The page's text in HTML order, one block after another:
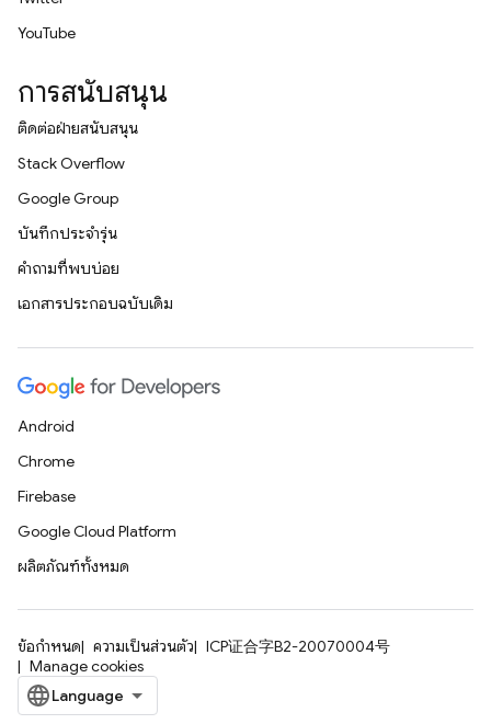
YouTube
การสนับสนุน
ติดต่อฝ่ายสนับสนุน
Stack Overflow
Google Group
บันทึกประจำรุ่น
คำถามที่พบบ่อย
เอกสารประกอบฉบับเดิม
Android
Chrome
Firebase
Google Cloud Platform
ผลิตภัณฑ์ทั้งหมด
ข้อกำหนด ความเป็นส่วนตัว
ICP证合字B2-20070004号
Manage cookies